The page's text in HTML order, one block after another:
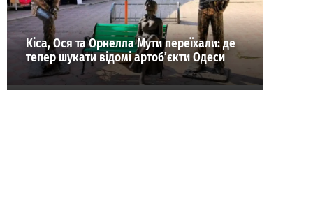
Кіса, Ося та Орнелла Мути переїхали: де
тепер шукати відомі артоб’єкти Одеси